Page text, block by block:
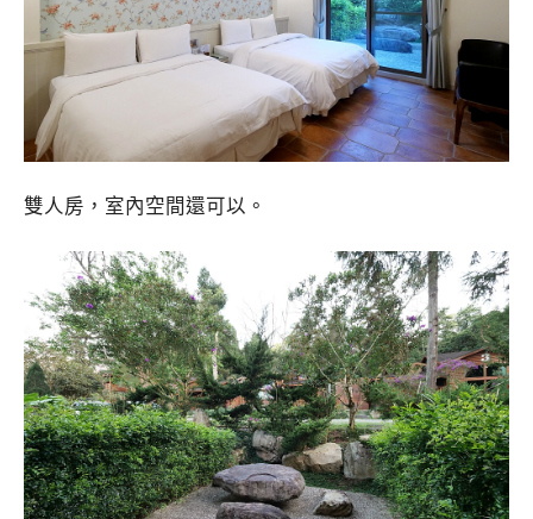
雙人房，室內空間還可以。